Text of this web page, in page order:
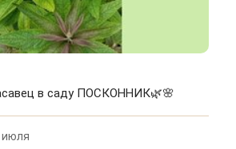
в саду ПОСКОННИК🌿🌸
июля